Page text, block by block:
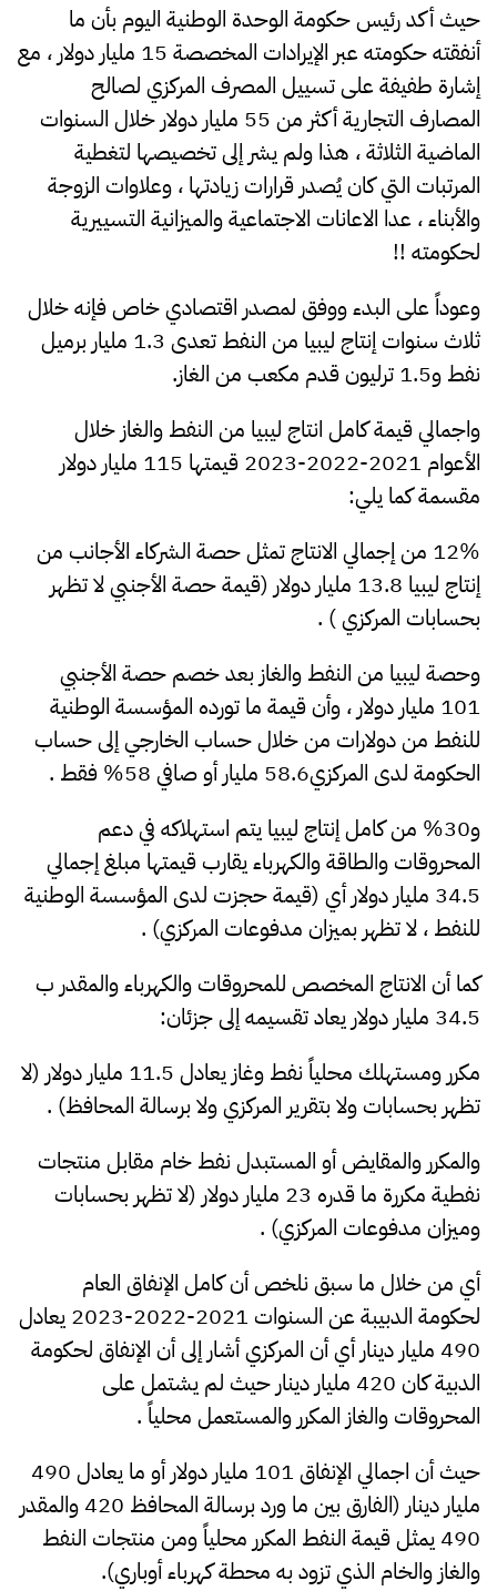
حيث أكد رئيس حكومة الوحدة الوطنية اليوم بأن ما
أنفقته حكومته عبر الإيرادات المخصصة 15 مليار دولار ، مع
إشارة طفيفة على تسييل المصرف المركزي لصالح
المصارف التجارية أكثر من 55 مليار دولار خلال السنوات
الماضية الثلاثة ، هذا ولم يشر إلى تخصيصها لتغطية
المرتبات التي كان يُصدر قرارات زيادتها ، وعلاوات الزوجة
والأبناء ، عدا الاعانات الاجتماعية والميزانية التسييرية
لحكومته !!
وعوداً على البدء ووفق لمصدر اقتصادي خاص فإنه خلال
ثلاث سنوات إنتاج ليبيا من النفط تعدى 1.3 مليار برميل
نفط و1.5 ترليون قدم مكعب من الغاز.
واجمالي قيمة كامل انتاج ليبيا من النفط والغاز خلال
الأعوام 2021-2022-2023 قيمتها 115 مليار دولار
مقسمة كما يلي:
12% من إجمالي الانتاج تمثل حصة الشركاء الأجانب من
إنتاج ليبيا 13.8 مليار دولار (قيمة حصة الأجنبي لا تظهر
بحسابات المركزي ) .
وحصة ليبيا من النفط والغاز بعد خصم حصة الأجنبي
101 مليار دولار ، وأن قيمة ما تورده المؤسسة الوطنية
للنفط من دولارات من خلال حساب الخارجي إلى حساب
الحكومة لدى المركزي58.6 مليار أو صافي 58% فقط .
و30% من كامل إنتاج ليبيا يتم استهلاكه في دعم
المحروقات والطاقة والكهرباء يقارب قيمتها مبلغ إجمالي
34.5 مليار دولار أي (قيمة حجزت لدى المؤسسة الوطنية
للنفط ، لا تظهر بميزان مدفوعات المركزي) .
كما أن الانتاج المخصص للمحروقات والكهرباء والمقدر ب
34.5 مليار دولار يعاد تقسيمه إلى جزئان:
مكرر ومستهلك محلياً نفط وغاز يعادل 11.5 مليار دولار (لا
تظهر بحسابات ولا بتقرير المركزي ولا برسالة المحافظ) .
والمكرر والمقايض أو المستبدل نفط خام مقابل منتجات
نفطية مكررة ما قدره 23 مليار دولار (لا تظهر بحسابات
وميزان مدفوعات المركزي) .
أي من خلال ما سبق نلخص أن كامل الإنفاق العام
لحكومة الدبيبة عن السنوات 2021-2022-2023 يعادل
490 مليار دينار أي أن المركزي أشار إلى أن الإنفاق لحكومة
الدبية كان 420 مليار دينار حيث لم يشتمل على
المحروقات والغاز المكرر والمستعمل محلياً .
حيث أن اجمالي الإنفاق 101 مليار دولار أو ما يعادل 490
مليار دينار (الفارق بين ما ورد برسالة المحافظ 420 والمقدر
490 يمثل قيمة النفط المكرر محلياً ومن منتجات النفط
والغاز والخام الذي تزود به محطة كهرباء أوباري).